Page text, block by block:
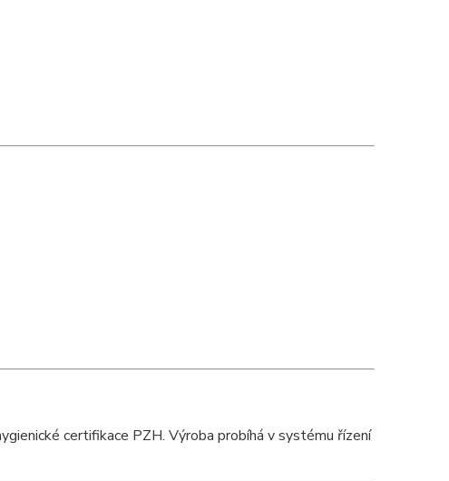
certifikace PZH. Výroba probíhá v systému řízení